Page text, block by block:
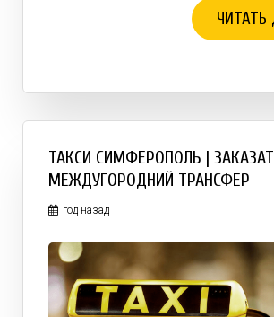
ТАКСИ СИМФЕРОПОЛЬ |
МЕЖДУГОРОДНИЙ ТРАНСФЕР
год назад